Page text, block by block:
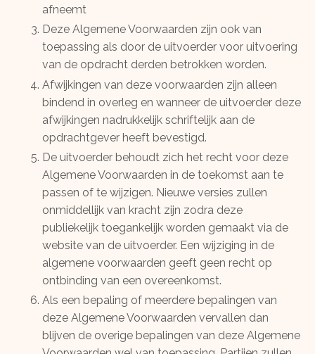
afneemt
Deze Algemene Voorwaarden zijn ook van
toepassing als door de uitvoerder voor uitvoering
van de opdracht derden betrokken worden.
Afwijkingen van deze voorwaarden zijn alleen
bindend in overleg en wanneer de uitvoerder deze
afwijkingen nadrukkelijk schriftelijk aan de
opdrachtgever heeft bevestigd.
De uitvoerder behoudt zich het recht voor deze
Algemene Voorwaarden in de toekomst aan te
passen of te wijzigen. Nieuwe versies zullen
onmiddellijk van kracht zijn zodra deze
publiekelijk toegankelijk worden gemaakt via de
website van de uitvoerder. Een wijziging in de
algemene voorwaarden geeft geen recht op
ontbinding van een overeenkomst.
Als een bepaling of meerdere bepalingen van
deze Algemene Voorwaarden vervallen dan
blijven de overige bepalingen van deze Algemene